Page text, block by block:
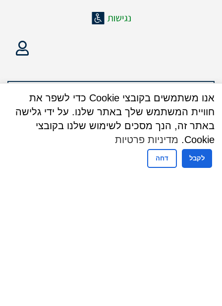
אנו משתמשים בקובצי Cookie כדי לשפר את
חוויית המשתמש שלך באתר שלנו. על ידי גלישה
באתר זה, הנך מסכים לשימוש שלנו בקובצי
Cookie.
מדיניות פרטיות
לקבל דחה